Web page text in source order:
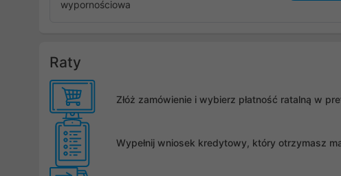
wypornościowa
Raty
Złóż zamówienie i wybierz płatność ratalną w
Wypełnij wniosek kredytowy, który otrzymasz